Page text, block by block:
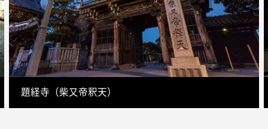
題経寺（柴又帝釈天）